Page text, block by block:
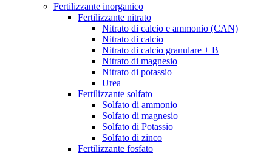
Fertilizzante inorganico
Fertilizzante nitrato
Nitrato di calcio e ammonio (CAN)
Nitrato di calcio
Nitrato di calcio granulare + B
Nitrato di magnesio
Nitrato di potassio
Urea
Fertilizzante solfato
Solfato di ammonio
Solfato di magnesio
Solfato di Potassio
Solfato di zinco
Fertilizzante fosfato